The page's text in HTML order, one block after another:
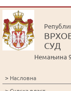
СУД
Немањина
> Насловна